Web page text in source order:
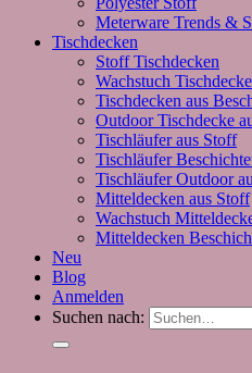
Meterware Trends &
Tischdecken
Stoff Tischdecken
Wachstuch
Tischdecken aus
Outdoor Tischdecke
Tischläufer aus Stoff
Tischläufer
Tischläufer Outdoor
Mitteldecken aus Stoff
Wachstuch
Mitteldecken
Neu
Blog
Anmelden
Suchen nach: